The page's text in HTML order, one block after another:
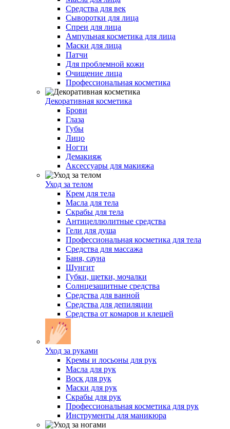
Средства для век
Сыворотки для лица
Спреи для лица
Ампульная косметика для лица
Маски для лица
Патчи
Для проблемной кожи
Очищение лица
Профессиональная косметика
Декоративная косметика
Брови
Глаза
Губы
Лицо
Ногти
Демакияж
Аксессуары для макияжа
Уход за телом
Крем для тела
Масла для тела
Скрабы для тела
Антицеллюлитные средства
Гели для душа
Профессиональная косметика для тела
Средства для массажа
Баня, сауна
Шунгит
Губки, щетки, мочалки
Солнцезащитные средства
Средства для ванной
Средства для депиляции
Средства от комаров и клещей
Уход за руками
Кремы и лосьоны для рук
Масла для рук
Воск для рук
Маски для рук
Скрабы для рук
Профессиональная косметика для рук
Инструменты для маникюра